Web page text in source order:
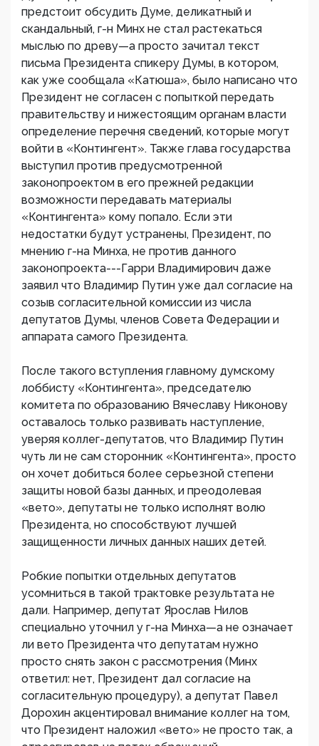
предстоит обсудить Думе, деликатный и
скандальный, г-н Минх не стал растекаться
мыслью по древу—а просто зачитал текст
письма Президента спикеру Думы, в котором,
как уже сообщала «Катюша», было написано что
Президент не согласен с попыткой передать
правительству и нижестоящим органам власти
определение перечня сведений, которые могут
войти в «Контингент». Также глава государства
выступил против предусмотренной
законопроектом в его прежней редакции
возможности передавать материалы
«Контингента» кому попало. Если эти
недостатки будут устранены, Президент, по
мнению г-на Минха, не против данного
законопроекта---Гарри Владимирович даже
заявил что Владимир Путин уже дал согласие на
созыв согласительной комиссии из числа
депутатов Думы, членов Совета Федерации и
аппарата самого Президента.
После такого вступления главному думскому
лоббисту «Контингента», председателю
комитета по образованию Вячеславу Никонову
оставалось только развивать наступление,
уверяя коллег-депутатов, что Владимир Путин
чуть ли не сам сторонник «Контингента», просто
он хочет добиться более серьезной степени
защиты новой базы данных, и преодолевая
«вето», депутаты не только исполнят волю
Президента, но способствуют лучшей
защищенности личных данных наших детей.
Робкие попытки отдельных депутатов
усомниться в такой трактовке результата не
дали. Например, депутат Ярослав Нилов
специально уточнил у г-на Минха—а не означает
ли вето Президента что депутатам нужно
просто снять закон с рассмотрения (Минх
ответил: нет, Президент дал согласие на
согласительную процедуру), а депутат Павел
Дорохин акцентировал внимание коллег на том,
что Президент наложил «вето» не просто так, а